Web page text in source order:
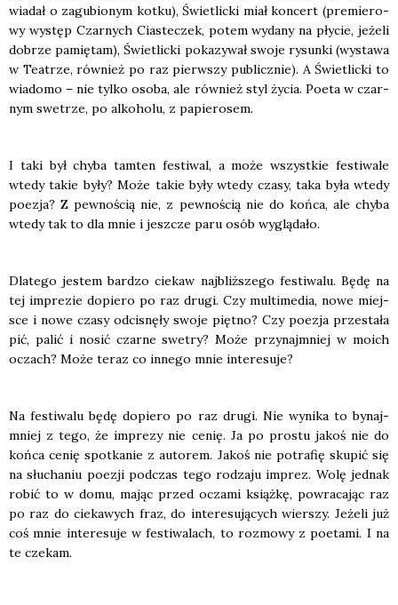
wia­dał o zagu­bio­nym kot­ku), Świe­tlic­ki miał kon­cert (pre­mie­ro­
wy występ Czar­nych Cia­ste­czek, potem wyda­ny na pły­cie, jeże­li
dobrze pamię­tam), Świe­tlic­ki poka­zy­wał swo­je rysun­ki (wysta­wa
w Teatrze, rów­nież po raz pierw­szy publicz­nie). A Świe­tlic­ki to
wia­do­mo – nie tyl­ko oso­ba, ale rów­nież styl życia. Poeta w czar­
nym swe­trze, po alko­ho­lu, z papie­ro­sem.
I taki był chy­ba tam­ten festi­wal, a może wszyst­kie festi­wa­le
wte­dy takie były? Może takie były wte­dy cza­sy, taka była wte­dy
poezja? Z pew­no­ścią nie, z pew­no­ścią nie do koń­ca, ale chy­ba
wte­dy tak to dla mnie i jesz­cze paru osób wyglą­da­ło.
Dla­te­go jestem bar­dzo cie­kaw naj­bliż­sze­go festi­wa­lu. Będę na
tej impre­zie dopie­ro po raz dru­gi. Czy mul­ti­me­dia, nowe miej­
sce i nowe cza­sy odci­snę­ły swo­je pięt­no? Czy poezja prze­sta­ła
pić, palić i nosić czar­ne swe­try? Może przy­naj­mniej w moich
oczach? Może teraz co inne­go mnie inte­re­su­je?
Na festi­wa­lu będę dopie­ro po raz dru­gi. Nie wyni­ka to bynaj­
mniej z tego, że impre­zy nie cenię. Ja po pro­stu jakoś nie do
koń­ca cenię spo­tka­nie z auto­rem. Jakoś nie potra­fię sku­pić się
na słu­cha­niu poezji pod­czas tego rodza­ju imprez. Wolę jed­nak
robić to w domu, mając przed ocza­mi książ­kę, powra­ca­jąc raz
po raz do cie­ka­wych fraz, do inte­re­su­ją­cych wier­szy. Jeże­li już
coś mnie inte­re­su­je w festi­wa­lach, to roz­mo­wy z poeta­mi. I na
te cze­kam.